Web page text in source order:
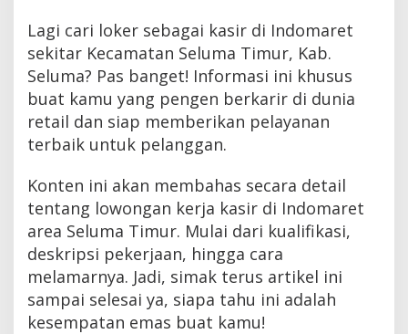
Lagi cari loker sebagai kasir di Indomaret
sekitar Kecamatan Seluma Timur, Kab.
Seluma? Pas banget! Informasi ini khusus
buat kamu yang pengen berkarir di dunia
retail dan siap memberikan pelayanan
terbaik untuk pelanggan.
Konten ini akan membahas secara detail
tentang lowongan kerja kasir di Indomaret
area Seluma Timur. Mulai dari kualifikasi,
deskripsi pekerjaan, hingga cara
melamarnya. Jadi, simak terus artikel ini
sampai selesai ya, siapa tahu ini adalah
kesempatan emas buat kamu!